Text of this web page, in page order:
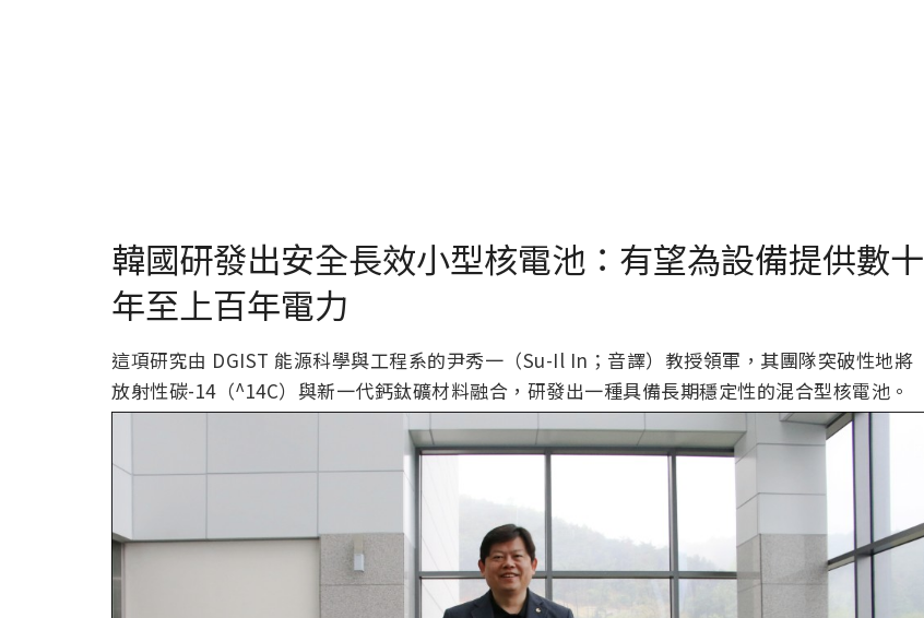
韓國研發出安全長效小型核電池：有望為設備提供數十
年至上百年電力
這項研究由 DGIST 能源科學與工程系的尹秀一（Su-Il In；音譯）教授領軍，其團隊突破性地將
放射性碳-14（^14C）與新一代鈣鈦礦材料融合，研發出一種具備長期穩定性的混合型核電池。